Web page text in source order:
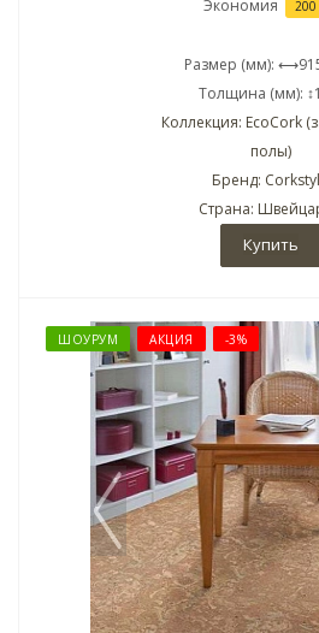
Экономия
Размер (мм):
Толщина (мм):
Коллекция: EcoCork
полы)
Бренд:
Страна:
Купить
ШОУРУМ АКЦИЯ -3%